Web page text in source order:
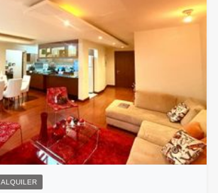
ALQUILER